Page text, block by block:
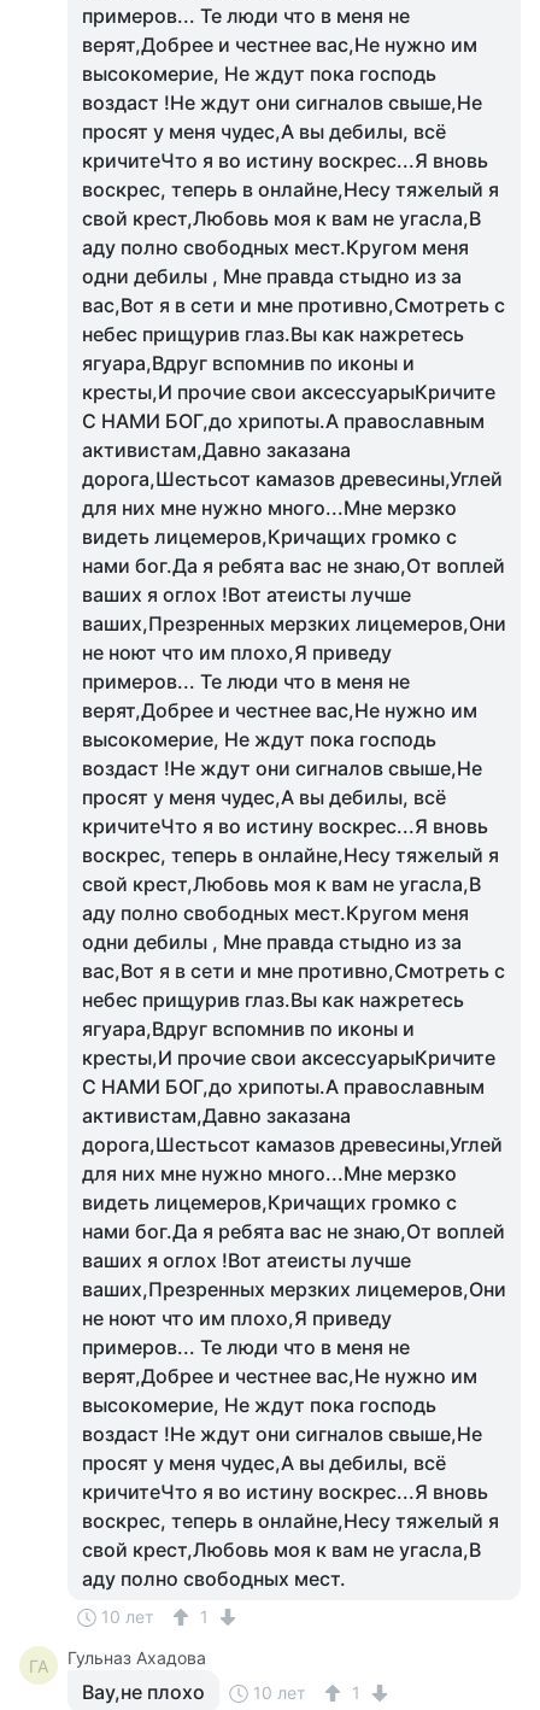
примеров... Те люди что в меня не
верят,Добрее и честнее вас,Не нужно им
высокомерие, Не ждут пока господь
воздаст !Не ждут они сигналов свыше,Не
просят у меня чудес,А вы дебилы, всё
кричитеЧто я во истину воскрес...Я вновь
воскрес, теперь в онлайне,Несу тяжелый я
свой крест,Любовь моя к вам не угасла,В
аду полно свободных мест.Кругом меня
одни дебилы , Мне правда стыдно из за
вас,Вот я в сети и мне противно,Смотреть с
небес прищурив глаз.Вы как нажретесь
ягуара,Вдруг вспомнив по иконы и
кресты,И прочие свои аксессуарыКричите
С НАМИ БОГ,до хрипоты.А православным
активистам,Давно заказана
дорога,Шестьсот камазов древесины,Углей
для них мне нужно много...Мне мерзко
видеть лицемеров,Кричащих громко с
нами бог.Да я ребята вас не знаю,От воплей
ваших я оглох !Вот атеисты лучше
ваших,Презренных мерзких лицемеров,Они
не ноют что им плохо,Я приведу
примеров... Те люди что в меня не
верят,Добрее и честнее вас,Не нужно им
высокомерие, Не ждут пока господь
воздаст !Не ждут они сигналов свыше,Не
просят у меня чудес,А вы дебилы, всё
кричитеЧто я во истину воскрес...Я вновь
воскрес, теперь в онлайне,Несу тяжелый я
свой крест,Любовь моя к вам не угасла,В
аду полно свободных мест.Кругом меня
одни дебилы , Мне правда стыдно из за
вас,Вот я в сети и мне противно,Смотреть с
небес прищурив глаз.Вы как нажретесь
ягуара,Вдруг вспомнив по иконы и
кресты,И прочие свои аксессуарыКричите
С НАМИ БОГ,до хрипоты.А православным
активистам,Давно заказана
дорога,Шестьсот камазов древесины,Углей
для них мне нужно много...Мне мерзко
видеть лицемеров,Кричащих громко с
нами бог.Да я ребята вас не знаю,От воплей
ваших я оглох !Вот атеисты лучше
ваших,Презренных мерзких лицемеров,Они
не ноют что им плохо,Я приведу
примеров... Те люди что в меня не
верят,Добрее и честнее вас,Не нужно им
высокомерие, Не ждут пока господь
воздаст !Не ждут они сигналов свыше,Не
просят у меня чудес,А вы дебилы, всё
кричитеЧто я во истину воскрес...Я вновь
воскрес, теперь в онлайне,Несу тяжелый я
свой крест,Любовь моя к вам не угасла,В
аду полно свободных мест.
10 лет 1
ГА Гульназ Ахадова
Вау,не плохо 10 лет 1